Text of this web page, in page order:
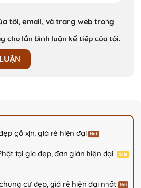
tôi, email, và trang web trong
cho lần bình luận kế tiếp của tôi.
gỗ xịn, giá rẻ hiện đại
tại gia đẹp, đơn giản hiện đại
cư đẹp, giá rẻ hiện đại nhất